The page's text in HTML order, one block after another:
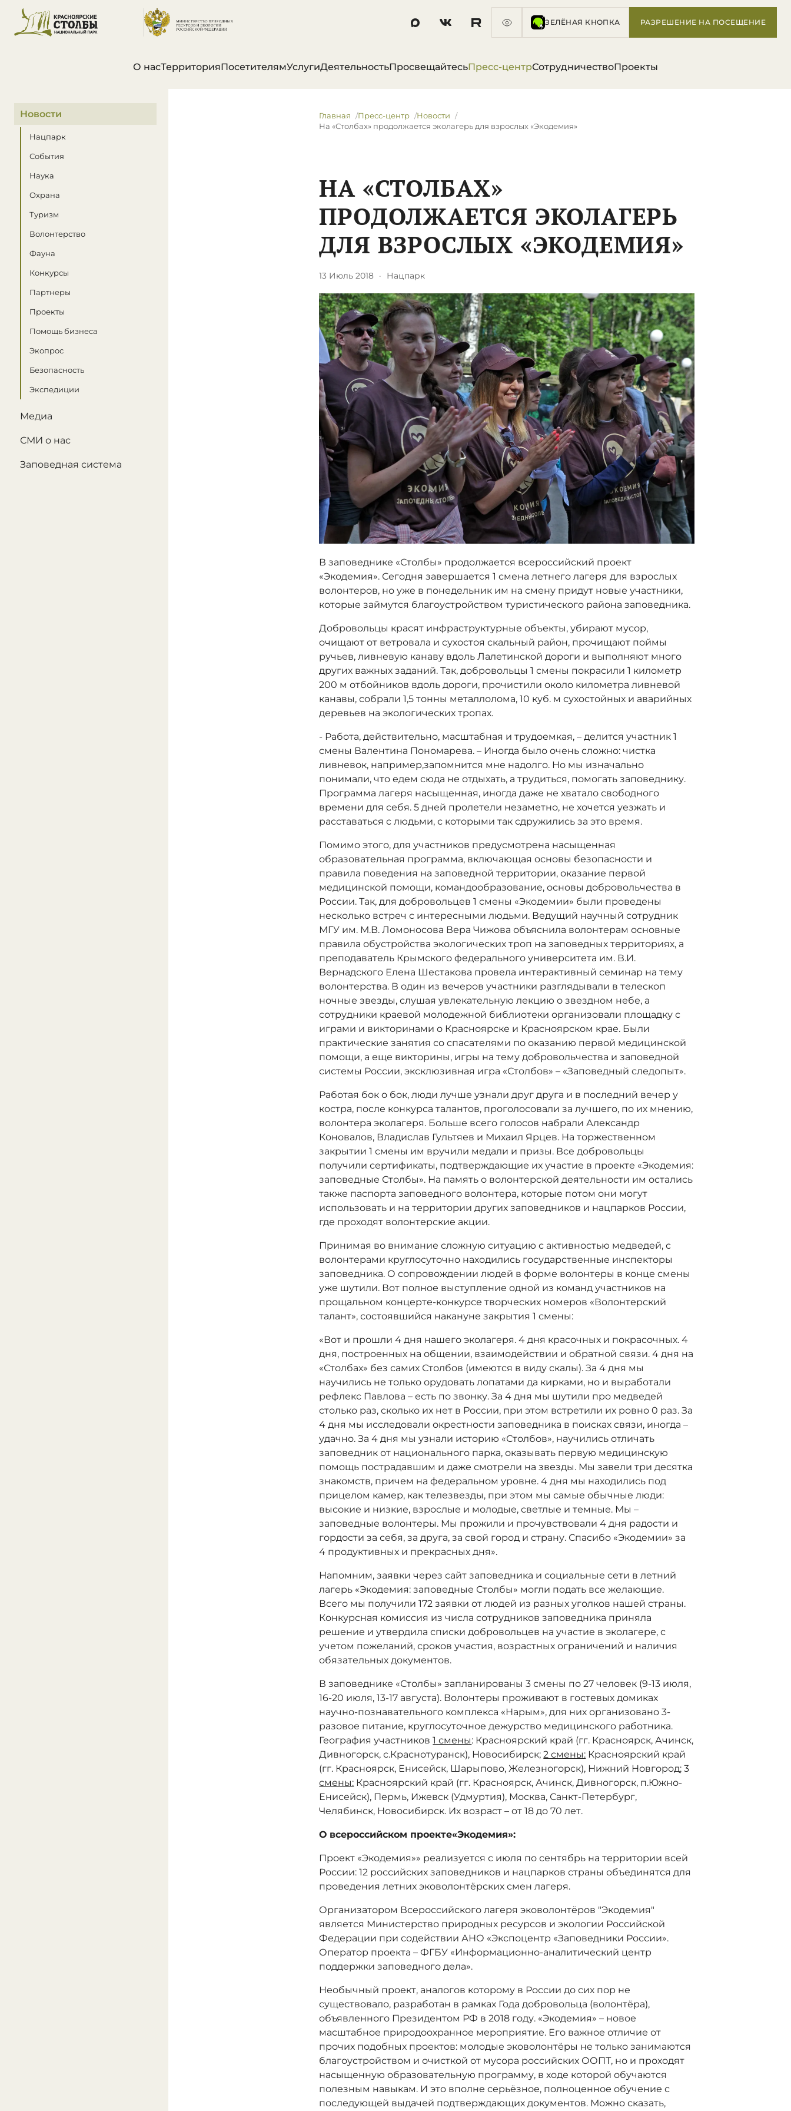
ЗЕЛЁНАЯ КНОПКА РАЗРЕШЕНИЕ НА ПОСЕЩЕНИЕ
О насТерриторияПосетителямУслугиДеятельностьПросвещайтесьПресс-центрСотрудничествоПроекты
В этом разделе
Новости
Нацпарк
События
Наука
Охрана
Туризм
Волонтерство
Фауна
Конкурсы
Партнеры
Проекты
Помощь бизнеса
Экопрос
Безопасность
Экспедиции
Медиа
СМИ о нас
Заповедная система
Главная Пресс-центр
Новости
​На «Столбах» продолжается эколагерь для взрослых «Экодемия»
​НА «СТОЛБАХ»
ПРОДОЛЖАЕТСЯ ЭКОЛАГЕРЬ
ДЛЯ ВЗРОСЛЫХ «ЭКОДЕМИЯ»
13 Июль 2018 · Нацпарк
В заповеднике «Столбы» продолжается всероссийский проект
«Экодемия». Сегодня завершается 1 смена летнего лагеря для взрослых
волонтеров, но уже в понедельник им на смену придут новые участники,
которые займутся благоустройством туристического района заповедника.
Добровольцы красят инфраструктурные объекты, убирают мусор,
очищают от ветровала и сухостоя скальный район, прочищают поймы
ручьев, ливневую канаву вдоль Лалетинской дороги и выполняют много
других важных заданий. Так, добровольцы 1 смены покрасили 1 километр
200 м отбойников вдоль дороги, прочистили около километра ливневой
канавы, собрали 1,5 тонны металлолома, 10 куб. м сухостойных и аварийных
деревьев на экологических тропах.
- Работа, действительно, масштабная и трудоемкая, – делится участник 1
смены Валентина Пономарева. – Иногда было очень сложно: чистка
ливневок, например,запомнится мне надолго. Но мы изначально
понимали, что едем сюда не отдыхать, а трудиться, помогать заповеднику.
Программа лагеря насыщенная, иногда даже не хватало свободного
времени для себя. 5 дней пролетели незаметно, не хочется уезжать и
расставаться с людьми, с которыми так сдружились за это время.
Помимо этого, для участников предусмотрена насыщенная
образовательная программа, включающая основы безопасности и
правила поведения на заповедной территории, оказание первой
медицинской помощи, командообразование, основы добровольчества в
России. Так, для добровольцев 1 смены «Экодемии» были проведены
несколько встреч с интересными людьми. Ведущий научный сотрудник
МГУ им. М.В. Ломоносова Вера Чижова объяснила волонтерам основные
правила обустройства экологических троп на заповедных территориях, а
преподаватель Крымского федерального университета им. В.И.
Вернадского Елена Шестакова провела интерактивный семинар на тему
волонтерства. В один из вечеров участники разглядывали в телескоп
ночные звезды, слушая увлекательную лекцию о звездном небе, а
сотрудники краевой молодежной библиотеки организовали площадку с
играми и викторинами о Красноярске и Красноярском крае. Были
практические занятия со спасателями по оказанию первой медицинской
помощи, а еще викторины, игры на тему добровольчества и заповедной
системы России, эксклюзивная игра «Столбов» – «Заповедный следопыт».
Работая бок о бок, люди лучше узнали друг друга и в последний вечер у
костра, после конкурса талантов, проголосовали за лучшего, по их мнению,
волонтера эколагеря. Больше всего голосов набрали Александр
Коновалов, Владислав Гультяев и Михаил Ярцев. На торжественном
закрытии 1 смены им вручили медали и призы. Все добровольцы
получили сертификаты, подтверждающие их участие в проекте «Экодемия:
заповедные Столбы». На память о волонтерской деятельности им остались
также паспорта заповедного волонтера, которые потом они могут
использовать и на территории других заповедников и нацпарков России,
где проходят волонтерские акции.
Принимая во внимание сложную ситуацию с активностью медведей, с
волонтерами круглосуточно находились государственные инспекторы
заповедника. О сопровождении людей в форме волонтеры в конце смены
уже шутили. Вот полное выступление одной из команд участников на
прощальном концерте-конкурсе творческих номеров «Волонтерский
талант», состоявшийся накануне закрытия 1 смены:
«Вот и прошли 4 дня нашего эколагеря. 4 дня красочных и покрасочных. 4
дня, построенных на общении, взаимодействии и обратной связи. 4 дня на
«Столбах» без самих Столбов (имеются в виду скалы). За 4 дня мы
научились не только орудовать лопатами да кирками, но и выработали
рефлекс Павлова – есть по звонку. За 4 дня мы шутили про медведей
столько раз, сколько их нет в России, при этом встретили их ровно 0 раз. За
4 дня мы исследовали окрестности заповедника в поисках связи, иногда –
удачно. За 4 дня мы узнали историю «Столбов», научились отличать
заповедник от национального парка, оказывать первую медицинскую
помощь пострадавшим и даже смотрели на звезды. Мы завели три десятка
знакомств, причем на федеральном уровне. 4 дня мы находились под
прицелом камер, как телезвезды, при этом мы самые обычные люди:
высокие и низкие, взрослые и молодые, светлые и темные. Мы –
заповедные волонтеры. Мы прожили и прочувствовали 4 дня радости и
гордости за себя, за друга, за свой город и страну. Спасибо «Экодемии» за
4 продуктивных и прекрасных дня».
Напомним, заявки через сайт заповедника и социальные сети в летний
лагерь «Экодемия: заповедные Столбы» могли подать все желающие.
Всего мы получили 172 заявки от людей из разных уголков нашей страны.
Конкурсная комиссия из числа сотрудников заповедника приняла
решение и утвердила списки добровольцев на участие в эколагере, с
учетом пожеланий, сроков участия, возрастных ограничений и наличия
обязательных документов.
В заповеднике «Столбы» запланированы 3 смены по 27 человек (9-13 июля,
16-20 июля, 13-17 августа). Волонтеры проживают в гостевых домиках
научно-познавательного комплекса «Нарым», для них организовано 3-
разовое питание, круглосуточное дежурство медицинского работника.
География участников1 смены: Красноярский край (гг. Красноярск, Ачинск,
Дивногорск, с.Краснотуранск), Новосибирск;2 смены: Красноярский край
(гг. Красноярск, Енисейск, Шарыпово, Железногорск), Нижний Новгород; 3
смены: Красноярский край (гг. Красноярск, Ачинск, Дивногорск, п.Южно-
Енисейск), Пермь, Ижевск (Удмуртия), Москва, Санкт-Петербург,
Челябинск, Новосибирск. Их возраст – от 18 до 70 лет.
О всероссийском проекте«Экодемия»:
Проект «Экодемия»» реализуется с июля по сентябрь на территории всей
России: 12 российских заповедников и нацпарков страны объединятся для
проведения летних эковолонтёрских смен лагеря.
Организатором Всероссийского лагеря эковолонтёров "Экодемия"
является Министерство природных ресурсов и экологии Российской
Федерации при содействии АНО «Экспоцентр «Заповедники России».
Оператор проекта – ФГБУ «Информационно-аналитический центр
поддержки заповедного дела».
Необычный проект, аналогов которому в России до сих пор не
существовало, разработан в рамках Года добровольца (волонтёра),
объявленного Президентом РФ в 2018 году. «Экодемия» – новое
масштабное природоохранное мероприятие. Его важное отличие от
прочих подобных проектов: молодые эковолонтёры не только занимаются
благоустройством и очисткой от мусора российских ООПТ, но и проходят
насыщенную образовательную программу, в ходе которой обучаются
полезным навыкам. И это вполне серьёзное, полноценное обучение с
последующей выдачей подтверждающих документов. Можно сказать,